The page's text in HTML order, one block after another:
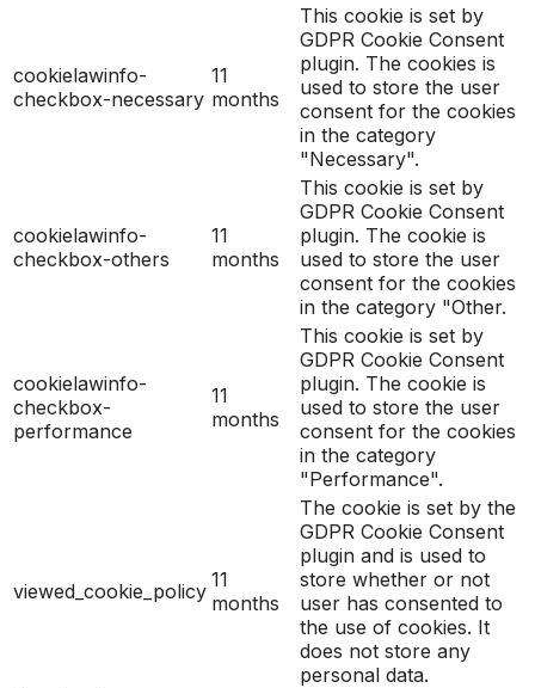
cookielawinfo-
checkbox-necessary
11
months
This cookie is set by
GDPR Cookie Consent
plugin. The cookies is
used to store the user
consent for the cookies
in the category
"Necessary".
cookielawinfo-
checkbox-others
11
months
This cookie is set by
GDPR Cookie Consent
plugin. The cookie is
used to store the user
consent for the cookies
in the category "Other.
cookielawinfo-
checkbox-
performance
11
months
This cookie is set by
GDPR Cookie Consent
plugin. The cookie is
used to store the user
consent for the cookies
in the category
"Performance".
viewed_cookie_policy 11
months
The cookie is set by the
GDPR Cookie Consent
plugin and is used to
store whether or not
user has consented to
the use of cookies. It
does not store any
personal data.